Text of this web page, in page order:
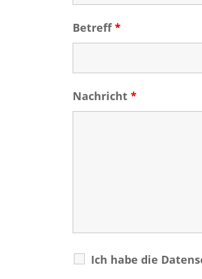
Betreff*
Nachricht *
Ich habe die